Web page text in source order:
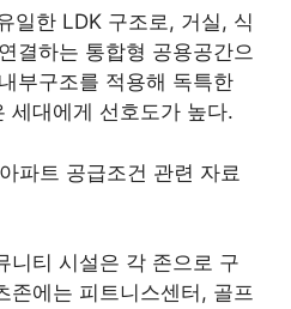
일한 LDK 구조로, 거실, 식
결하는 통합형 공용공간으
부구조를 적용해 독특한
세대에게 선호도가 높다.
니티 시설은 각 존으로 구
존에는 피트니스센터, 골프